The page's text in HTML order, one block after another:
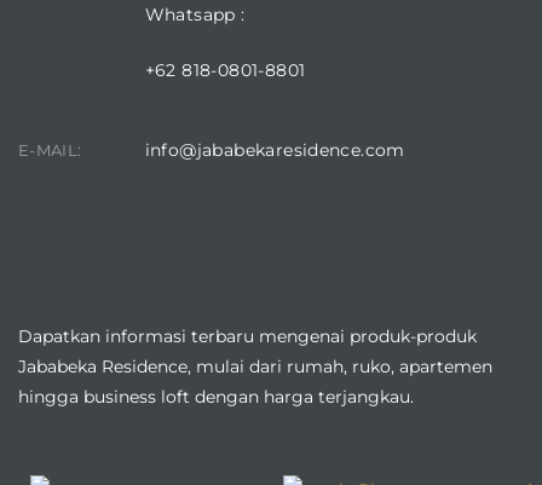
Whatsapp :
+62 818-0801-8801
E-MAIL: info@jababekaresidence.com
Dapatkan informasi terbaru mengenai produk-produk
Jababeka Residence, mulai dari rumah, ruko, apartemen
hingga business loft dengan harga terjangkau.